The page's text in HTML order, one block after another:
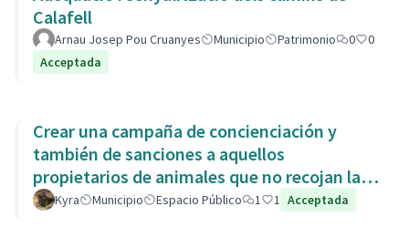
Calafell
Arnau Josep Pou Cruanyes Municipio Patrimonio 0
0
Acceptada
Crear una campaña de concienciación y
también de sanciones a aquellos
propietarios de animales que no recojan las
heces de las aceras. Es responsabili
Kyra Municipio Espacio Público 1 1 Acceptada